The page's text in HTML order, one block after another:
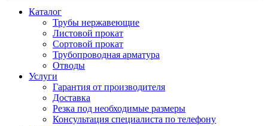
Каталог
Трубы нержавеющие
Листовой прокат
Сортовой прокат
Трубопроводная арматура
Отводы
Услуги
Гарантия от производителя
Доставка
Резка под необходимые размеры
Консультация специалиста по телефону